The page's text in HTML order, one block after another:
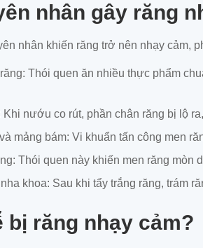
nhân gây răng
nhân khiến răng trở nên nhạy cảm,
Thói quen ăn nhiều thực phẩm
nướu co rút, phần chân răng bị lộ
mảng bám: Vi khuẩn tấn công men
Thói quen này khiến men răng mòn
khoa: Sau khi tẩy trắng răng, trám
bị răng nhạy cảm?